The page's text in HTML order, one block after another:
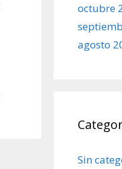
octubre
agosto
Sin